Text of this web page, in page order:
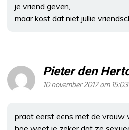
je vriend geven,
maar kost dat niet jullie
Pieter den
10 november 2017 om 15:03
praat eerst eens met de vrouw
hoe weet je zeker dat ze